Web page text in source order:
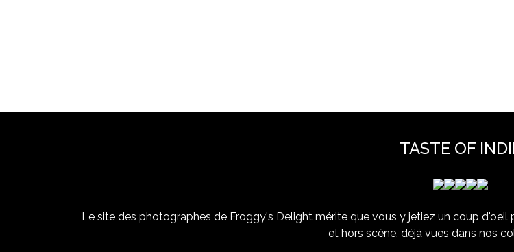
TASTE OF
Le site des photographes de Froggy's Delight mérite que vous y jetiez un coup
et hors scène, déjà vues dans nos